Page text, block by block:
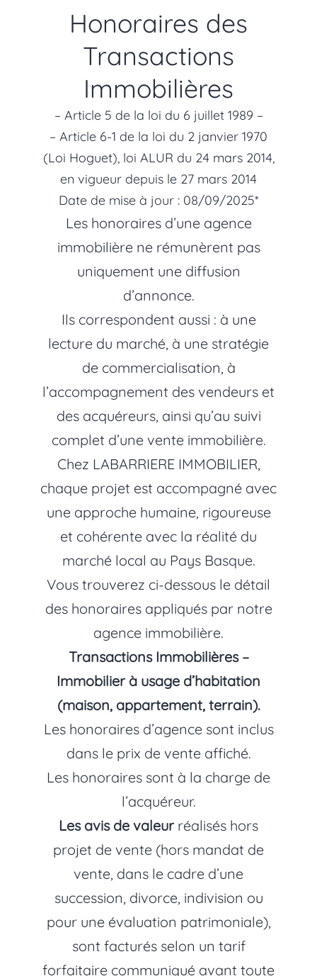
Honoraires des
Transactions
Immobilières
– Article 5 de la loi du 6 juillet 1989 –
– Article 6-1 de la loi du 2 janvier 1970
(Loi Hoguet), loi ALUR du 24 mars 2014,
en vigueur depuis le 27 mars 2014
Date de mise à jour : 08/09/2025*
Les honoraires d’une agence
immobilière ne rémunèrent pas
uniquement une diffusion
d’annonce.
Ils correspondent aussi : à une
lecture du marché, à une stratégie
de commercialisation, à
l’accompagnement des vendeurs et
des acquéreurs, ainsi qu’au suivi
complet d’une vente immobilière.
Chez LABARRIERE IMMOBILIER,
chaque projet est accompagné avec
une approche humaine, rigoureuse
et cohérente avec la réalité du
marché local au Pays Basque.
Vous trouverez ci-dessous le détail
des honoraires appliqués par notre
agence immobilière.
Transactions Immobilières –
Immobilier à usage d’habitation
(maison, appartement, terrain).
Les honoraires d’agence sont inclus
dans le prix de vente affiché.
Les honoraires sont à la charge de
l’acquéreur.
Les avis de valeurréalisés hors
projet de vente (hors mandat de
vente, dans le cadre d’une
succession, divorce, indivision ou
pour une évaluation patrimoniale),
sont facturés selon un tarif
forfaitaire communiqué avant toute